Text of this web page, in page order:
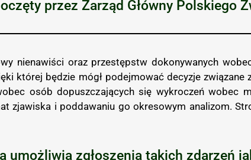
przez Zarząd Główny Polskiego
nienawiści oraz przestępstw dokonywanych
której będzie mógł podejmować decyzje
osób dopuszczających się wykroczeń wobec
zjawiska i poddawaniu go okresowym analizom.
umożliwia zgłoszenia takich zdarzeń